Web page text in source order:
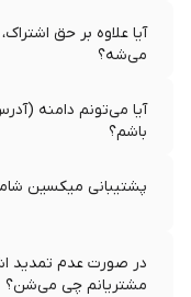
آیا علاوه بر حق
می‌شه؟
آیا می‌تونم دامنه
باشم؟
پشتیبانی میکسین
در صورت عدم تمدید
مشتریانم چی می‌شن؟